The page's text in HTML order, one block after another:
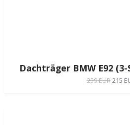
Dachträger BMW E92
239 EUR215